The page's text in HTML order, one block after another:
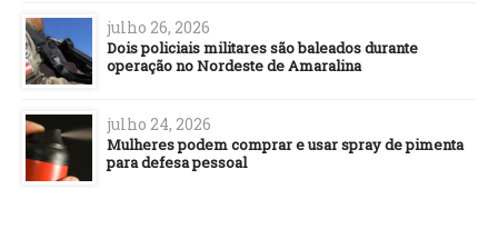
julho 26, 2026
Dois policiais militares são baleados durante
operação no Nordeste de Amaralina
julho 24, 2026
Mulheres podem comprar e usar spray de pimenta
para defesa pessoal